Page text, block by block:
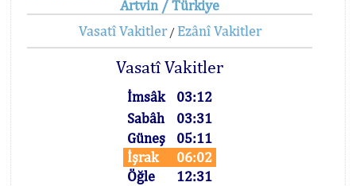
Artvin / Türkiye
Vasatî Vakitler/ Ezânî Vakitler
Vasatî Vakitler
İmsâk
03:12
Sabâh
03:31
Güneş
05:11
İşrak
06:02
Öğle
12:31